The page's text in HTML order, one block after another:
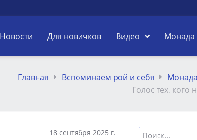
Новости Для новичков Видео Монада
Главная Вспоминаем рой и себя Монада
Голос тех, кого
18 сентября 2025 г.